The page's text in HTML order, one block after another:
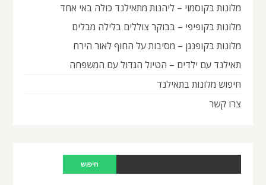
מלונות בקוסמוי – ליהנות מתאילנד כולה באי אחד
מלונות בקופיפי – בבוקר צוללים בלילה מבלים
מלונות בקופנגן – מסיבות על החוף לאור הירח
תאילנד עם ילדים – הטיול הגדול עם המשפחה
חיפוש מלונות בתאילנד
צרו קשר